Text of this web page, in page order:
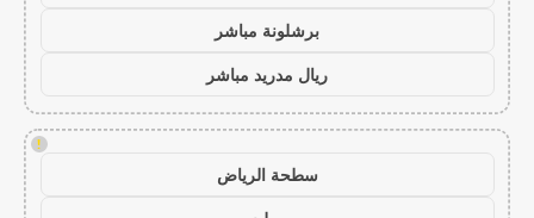
برشلونة مباشر
ريال مدريد مباشر
!
سطحة الرياض